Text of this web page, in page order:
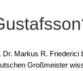
Dr. Markus R.
Großmeister